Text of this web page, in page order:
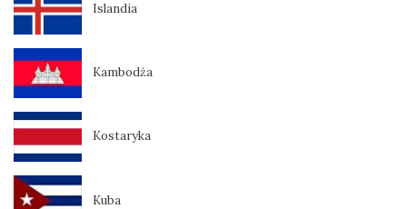
Islandia
Kambodża
Kostaryka
Kuba